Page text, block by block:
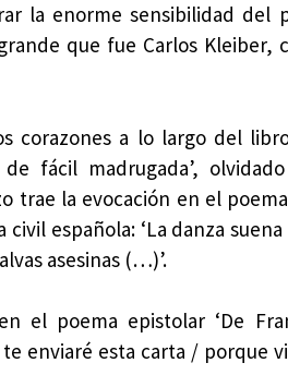
la enorme sensibilidad del
que fue Carlos
corazones a lo largo del
fácil madrugada’,
trae la evocación en el
española: ‘La danza
asesinas (…)’.
el poema epistolar ‘De
enviaré esta carta / porque